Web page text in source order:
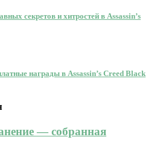
секретов и хитростей в Assassin’s
награды в Assassin’s Creed Black
— собранная